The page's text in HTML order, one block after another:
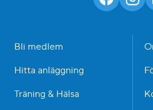
Bli medlem
Hitta anläggning
Träning & Hälsa